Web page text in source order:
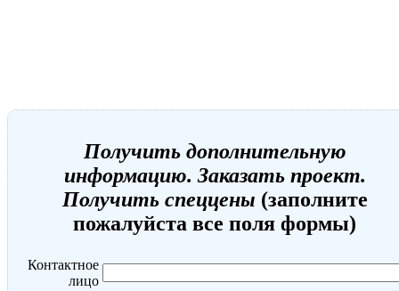
Получить дополнительную
информацию. Заказать проект.
Получить спеццены (заполните
пожалуйста все поля формы)
Контактное
лицо